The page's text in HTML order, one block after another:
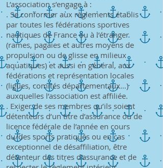
L’association s’engage à :
. Se conformer aux règlements établis
par toutes les fédérations sportives
nautiques de France ou à l’étranger
(rames, pagaies et autres moyens de
propulsion ou de glisse en milieux
aquatiques) et aussi en général, aux
fédérations et représentation locales
(ligues, comités départementaux…)
auxquelles l’association est affiliée.
. Exiger de ses membres qu’ils soient
détenteurs d’un titre d’assurance ou de
licence fédérale de l’année en cours
du/des sports pratiqués ou en cas
exceptionnel de désaffiliation, être
détenteur des titres d’assurance et de